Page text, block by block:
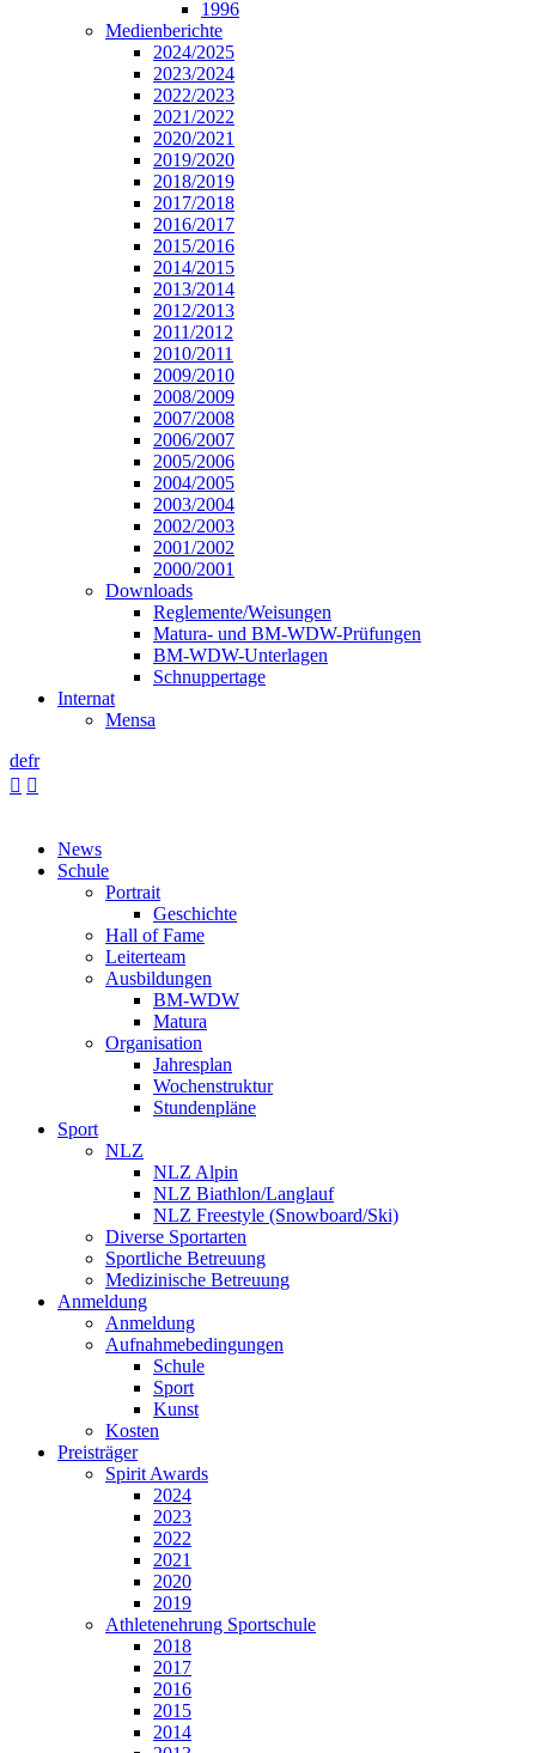
1996
Medienberichte
2024/2025
2023/2024
2022/2023
2021/2022
2020/2021
2019/2020
2018/2019
2017/2018
2016/2017
2015/2016
2014/2015
2013/2014
2012/2013
2011/2012
2010/2011
2009/2010
2008/2009
2007/2008
2006/2007
2005/2006
2004/2005
2003/2004
2002/2003
2001/2002
2000/2001
Downloads
Reglemente/Weisungen
Matura- und BM-WDW-Prüfungen
BM-WDW-Unterlagen
Schnuppertage
Internat
Mensa
defr
 
News
Schule
Portrait
Geschichte
Hall of Fame
Leiterteam
Ausbildungen
BM-WDW
Matura
Organisation
Jahresplan
Wochenstruktur
Stundenpläne
Sport
NLZ
NLZ Alpin
NLZ Biathlon/Langlauf
NLZ Freestyle (Snowboard/Ski)
Diverse Sportarten
Sportliche Betreuung
Medizinische Betreuung
Anmeldung
Anmeldung
Aufnahmebedingungen
Schule
Sport
Kunst
Kosten
Preisträger
Spirit Awards
2024
2023
2022
2021
2020
2019
Athletenehrung Sportschule
2018
2017
2016
2015
2014